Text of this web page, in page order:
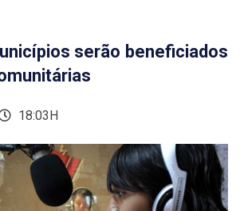
serão beneficiados
18:03H